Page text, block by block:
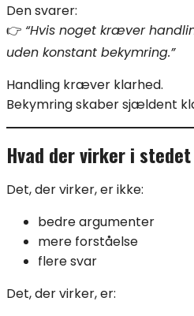
Den svarer:
👉 “Hvis noget kræver
uden konstant bekymring.”
Handling kræver klarhed.
Bekymring skaber sjældent
Hvad der virker i
Det, der virker, er ikke:
bedre argumenter
mere forståelse
flere svar
Det, der virker, er: